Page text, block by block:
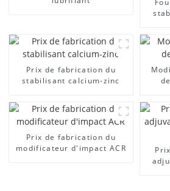
Prix ​​de fabrication du
stabilisant calcium-zinc
Prix ​​de fabrication du
modificateur d'impact ACR